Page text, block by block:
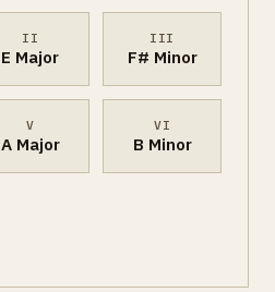
II
E Major
III
F# Minor
V
A Major
VI
B Minor